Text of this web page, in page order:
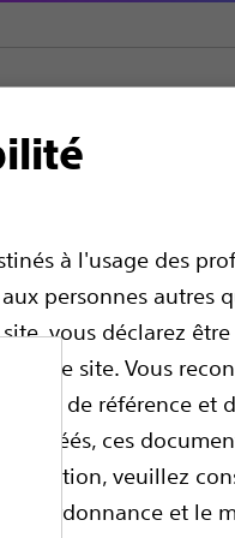
à l'usage des
personnes autres
vous déclarez
ce site. Vous
de référence et
agréés, ces
veuillez
d’ordonnance et le
Infinion™ PRO 16 Lead
16-contact leads,